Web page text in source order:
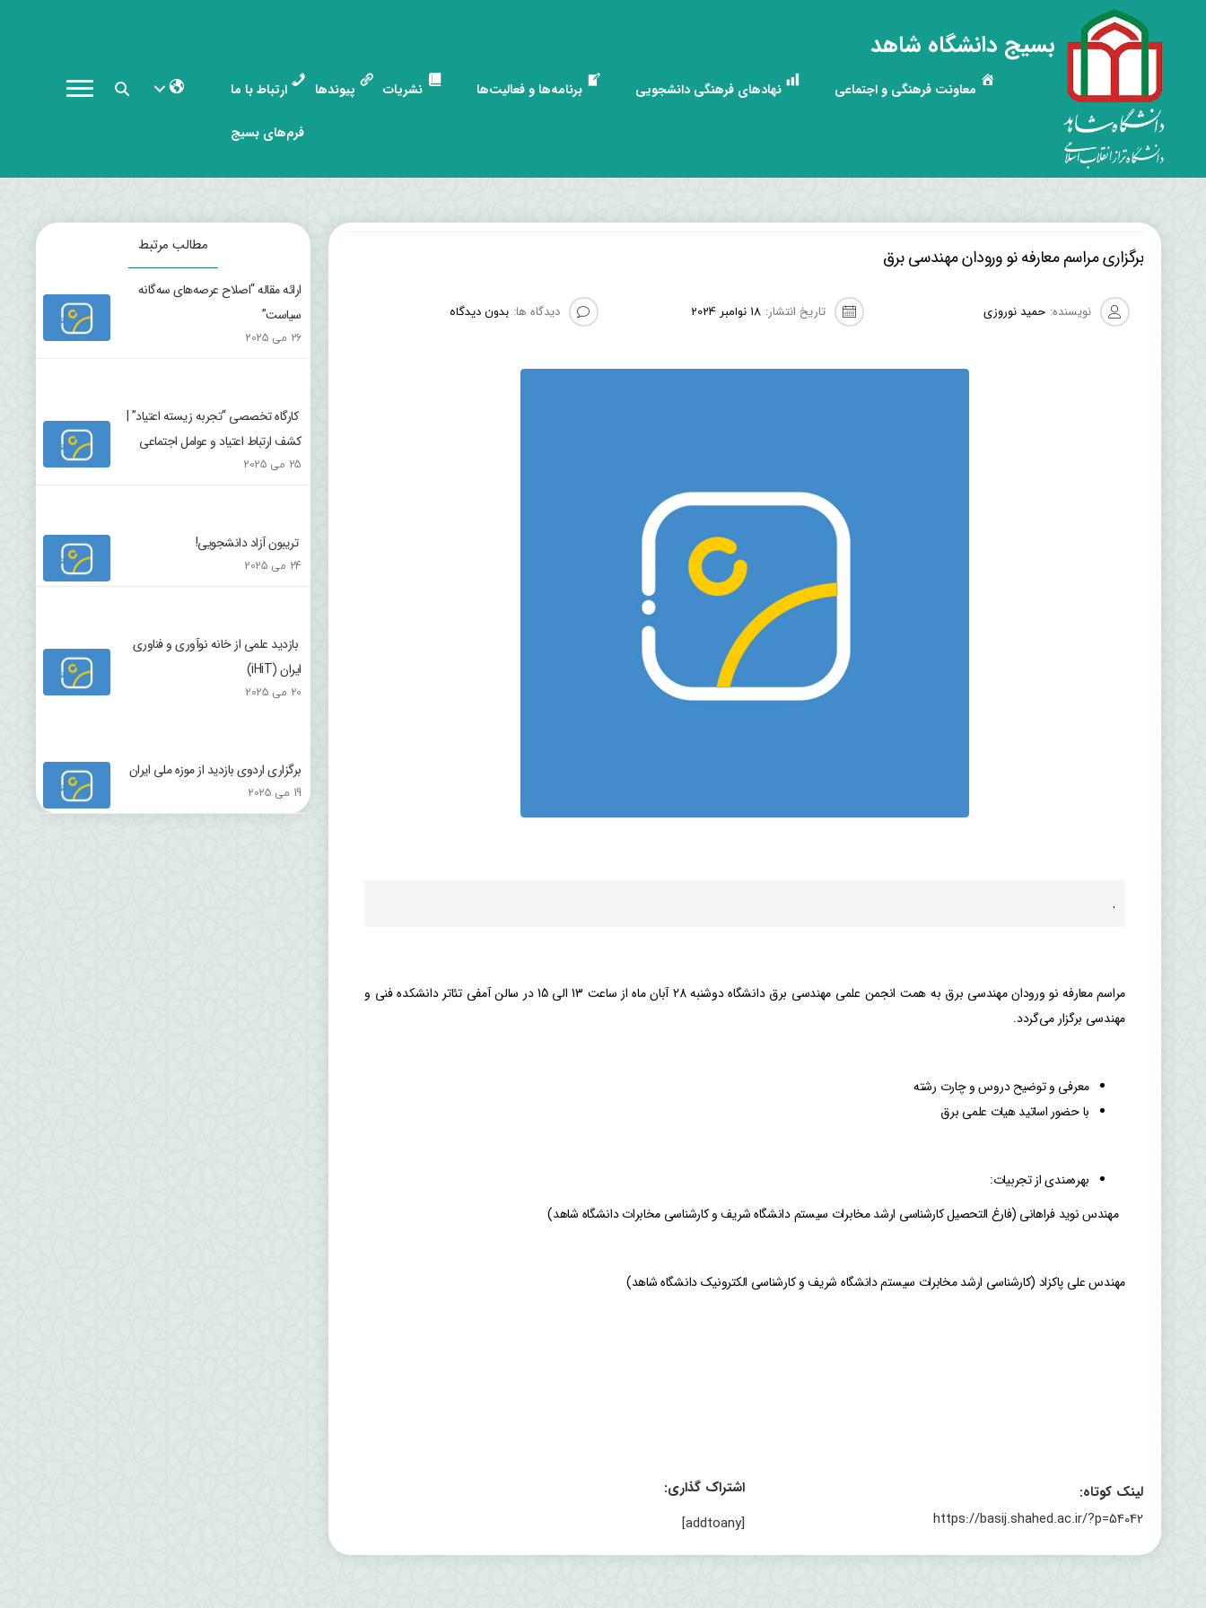
بسیج دانشگاه شاهد
معاونت فرهنگی و اجتماعی نهادهای فرهنگی دانشجویی برنامه‌ها و فعالیت‌ها نشریات پیوندها ارتباط با ما
فرم‌های بسیج
برگزاری مراسم معارفه نو ورودان مهندسی برق
نویسنده: حمید نوروزی تاریخ انتشار: 18 نوامبر 2024 دیدگاه ها: بدون دیدگاه
.
مراسم معارفه نو ورودان مهندسی برق به همت انجمن علمی مهندسی برق دانشگاه دوشنبه 28 آبان ماه از ساعت 13 الی 15 در سالن آمفی تئاتر دانشکده فنی و
مهندسی برگزار می‌گردد.
معرفی و توضیح دروس و چارت رشته
با حضور اساتید هیات علمی برق
بهره‌مندی از تجربیات:
مهندس نوید فراهانی (فارغ التحصیل کارشناسی ارشد مخابرات سیستم دانشگاه شریف و کارشناسی مخابرات دانشگاه شاهد)
مهندس علی پاکزاد (کارشناسی ارشد مخابرات سیستم دانشگاه شریف و کارشناسی الکترونیک دانشگاه شاهد)
لینک کوتاه:
https://basij.shahed.ac.ir/?p=54042
اشتراک گذاری:
[addtoany]
مطالب مرتبط
ارائه مقاله “اصلاح عرصه‌های سه‌گانه
سیاست”
26 می 2025
کارگاه تخصصی “تجربه زیسته اعتیاد” |
کشف ارتباط اعتیاد و عوامل اجتماعی
25 می 2025
تریبون آزاد دانشجویی!
24 می 2025
بازدید علمی از خانه نوآوری و فناوری
ایران (iHiT)
20 می 2025
برگزاری اردوی بازدید از موزه ملی ایران
19 می 2025